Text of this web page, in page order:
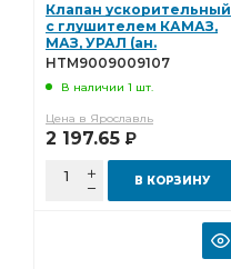
Клапан ускорительный
с глушителем КАМАЗ,
МАЗ, УРАЛ (ан.
35180011620, 100-
HTM9009009107
HTM9009009107
В наличии 1 шт.
Цена в Ярославль
2 197.65 Р
В КОРЗИНУ